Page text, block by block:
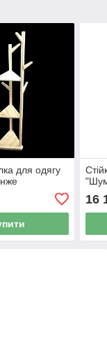
для одягу
16